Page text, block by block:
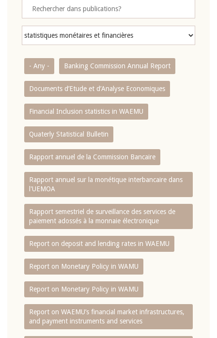
- Any - Banking Commission Annual Report
Documents d’Etude et d’Analyse Economiques
Financial Inclusion statistics in WAEMU
Quaterly Statistical Bulletin
Rapport annuel de la Commission Bancaire
Rapport annuel sur la monétique interbancaire dans
l'UEMOA
Rapport semestriel de surveillance des services de
paiement adossés à la monnaie électronique
Report on deposit and lending rates in WAEMU
Report on Monetary Policy in WAMU
Report on Monetary Policy in WAMU
Report on WAEMU’s financial market infrastructures,
and payment instruments and services